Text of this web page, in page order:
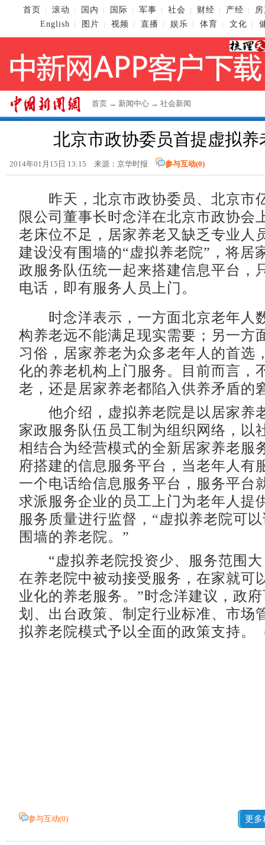
首页 滚动 国内 国际 军事 社会 财经 产经
English
图片 视频 直播 娱乐 体育 文化
首页 → 新闻中心 → 社会新闻
北京市政协委员首提虚拟养
2014年01月15日 13:15 来源：京华时报 参与互动(0)
昨天，北京市政协委员、北京市
限公司董事长时念洋在北京市政协会
老床位不足，居家养老又缺乏专业人
建设没有围墙的“虚拟养老院”，将居
政服务队伍统一起来搭建信息平台，
电话，即有服务人员上门。
时念洋表示，一方面北京老年人
构养老远不能满足现实需要；另一方
习俗，居家养老为众多老年人的首选
化的养老机构上门服务。目前而言，
老，还是居家养老都陷入供养矛盾的
他介绍，虚拟养老院是以居家养
家政服务队伍员工制为组织网络，以
相结合为经营模式的全新居家养老服
府搭建的信息服务平台，当老年人有
一个电话给信息服务平台，服务平台
求派服务企业的员工上门为老年人提
服务质量进行监督，“虚拟养老院可
围墙的养老院。”
“虚拟养老院投资少、服务范围大
在养老院中被动接受服务，在家就可
业化的养老服务。”时念洋建议，政
划、出台政策、制定行业标准、市场
拟养老院模式予以全面的政策支持。
参与互动(0) 更多